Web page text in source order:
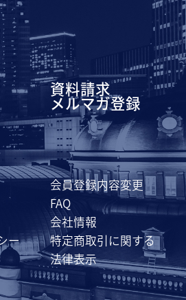
資料請求
メルマガ登録
会員登録内容変更
FAQ
会社情報
ー
特定商取引に関する
法律表示